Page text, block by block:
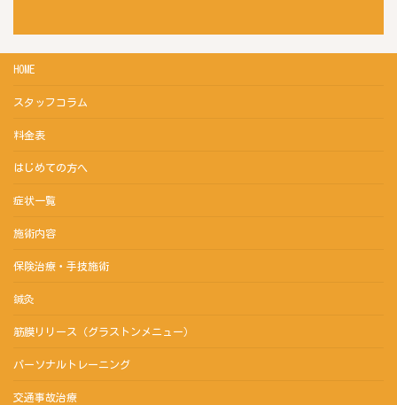
HOME
スタッフコラム
料金表
はじめての方へ
症状一覧
施術内容
保険治療・手技施術
鍼灸
筋膜リリース（グラストンメニュー）
パーソナルトレーニング
交通事故治療